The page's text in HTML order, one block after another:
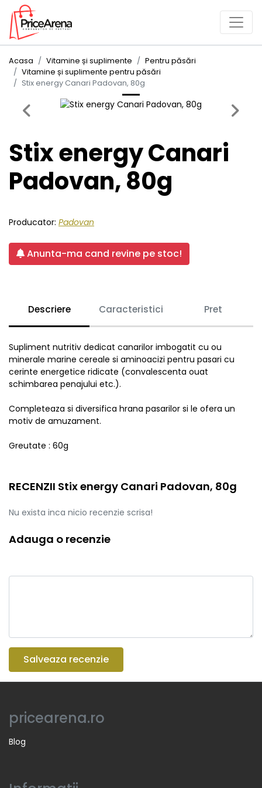
Acasa Vitamine și suplimente
Pentru păsări
Vitamine și suplimente pentru păsări
Stix energy Canari Padovan, 80g
Previous Next
Stix energy Canari
Padovan, 80g
Producator: Padovan
Anunta-ma cand revine pe stoc!
Descriere Caracteristici Pret
Supliment nutritiv dedicat canarilor imbogatit cu ou
minerale marine cereale si aminoacizi pentru pasari cu
cerinte energetice ridicate (convalescenta ouat
schimbarea penajului etc.).
Completeaza si diversifica hrana pasarilor si le ofera un
motiv de amuzament.
Greutate : 60g
RECENZII Stix energy Canari Padovan, 80g
Nu exista inca nicio recenzie scrisa!
Adauga o recenzie
Salveaza recenzie
pricearena.ro
Blog